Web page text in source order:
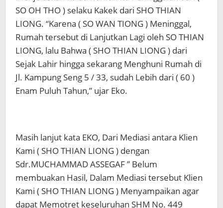
SO OH THO ) selaku Kakek dari SHO THIAN
LIONG. “Karena ( SO WAN TIONG ) Meninggal,
Rumah tersebut di Lanjutkan Lagi oleh SO THIAN
LIONG, lalu Bahwa ( SHO THIAN LIONG ) dari
Sejak Lahir hingga sekarang Menghuni Rumah di
Jl. Kampung Seng 5 / 33, sudah Lebih dari ( 60 )
Enam Puluh Tahun,” ujar Eko.
Masih lanjut kata EKO, Dari Mediasi antara Klien
Kami ( SHO THIAN LIONG ) dengan
Sdr.MUCHAMMAD ASSEGAF ” Belum
membuakan Hasil, Dalam Mediasi tersebut Klien
Kami ( SHO THIAN LIONG ) Menyampaikan agar
dapat Memotret keseluruhan SHM No. 449